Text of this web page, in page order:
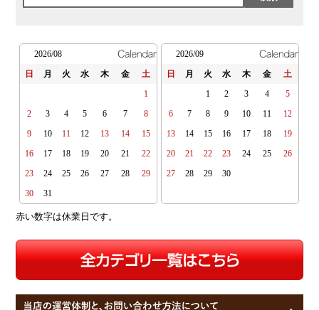
2026/08
日 月 火 水 木 金 土
1
2 3 4 5 6 7 8
9 10 11 12 13 14 15
16 17 18 19 20 21 22
23 24 25 26 27 28 29
30 31
2026/09
日 月 火 水 木 金 土
1 2 3 4 5
6 7 8 9 10 11 12
13 14 15 16 17 18 19
20 21 22 23 24 25 26
27 28 29 30
赤い数字は休業日です。